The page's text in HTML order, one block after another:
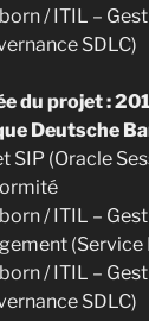
/ ITIL –
SDLC)
du projet :
Deutsche
SIP (Oracle
/ ITIL –
(Service
/ ITIL –
SDLC)